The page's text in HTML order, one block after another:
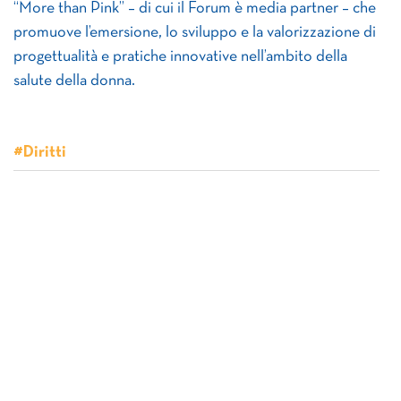
“More than Pink” – di cui il Forum è media partner – che
promuove l’emersione, lo sviluppo e la valorizzazione di
progettualità e pratiche innovative nell’ambito della
salute della donna.
#Diritti